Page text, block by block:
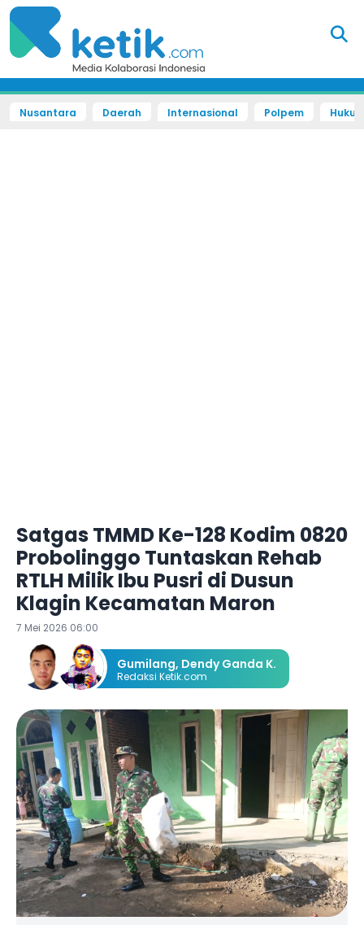
Nusantara Daerah Internasional Polpem
Satgas TMMD Ke-128 Kodim 0820
Probolinggo Tuntaskan Rehab
RTLH Milik Ibu Pusri di Dusun
Klagin Kecamatan Maron
7 Mei 2026 06:00
Gumilang, Dendy Ganda K.
Redaksi Ketik.com